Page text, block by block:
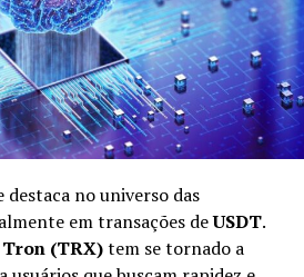
o que torna essa
para poucas pessoas. Por
celular democratiza esse acesso,
para uma gama maior de
Network
principais plataformas que
celular. Lançada em 2019 por
destaca no universo das
em transações deUSDT.
Tron (TRX)tem se tornado a